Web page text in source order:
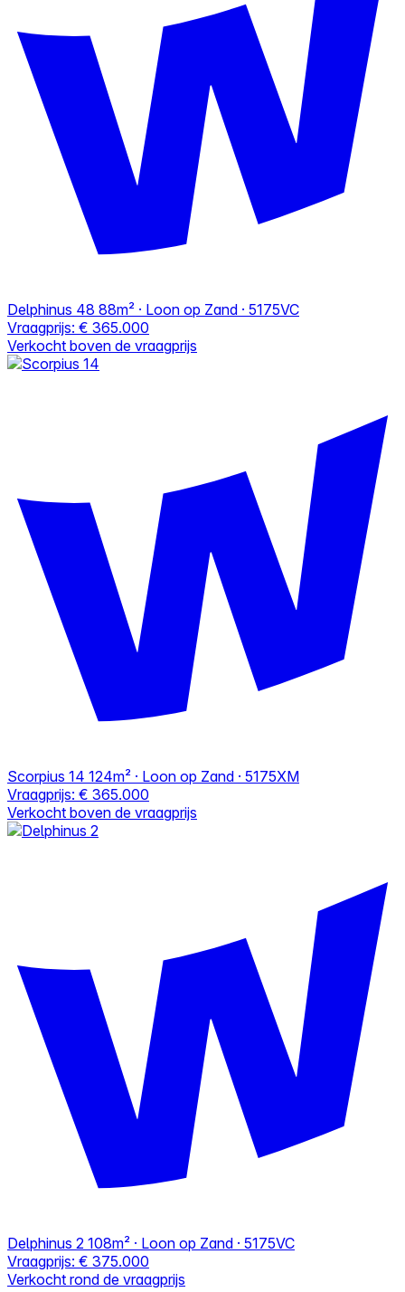
Delphinus 48 88m² · Loon op Zand · 5175VC
Vraagprijs: € 365.000
Verkocht boven de vraagprijs
Scorpius 14 124m² · Loon op Zand · 5175XM
Vraagprijs: € 365.000
Verkocht boven de vraagprijs
Delphinus 2 108m² · Loon op Zand · 5175VC
Vraagprijs: € 375.000
Verkocht rond de vraagprijs